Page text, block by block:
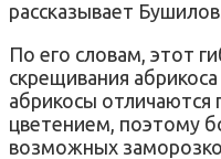
рассказывает
По его словам, этот
скрещивания
абрикосы
цветением, поэтому
возможных